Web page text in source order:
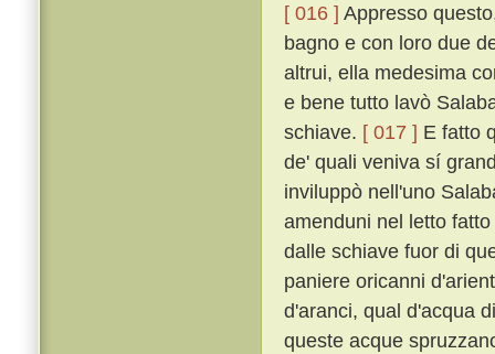
[ 016 ] Appresso
bagno e con loro due
altrui, ella medesima
e bene tutto lavò
schiave. [ 017 ] E fatto
de' quali veniva sí
inviluppò nell'uno
amenduni nel letto
dalle schiave fuor di
paniere oricanni
d'aranci, qual d'acqua
queste acque